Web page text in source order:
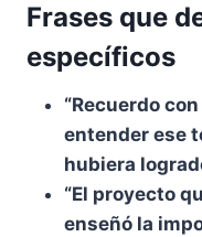
Frases que
específicos
“Recuerdo
entender ese
hubiera
“El proyecto
enseñó la